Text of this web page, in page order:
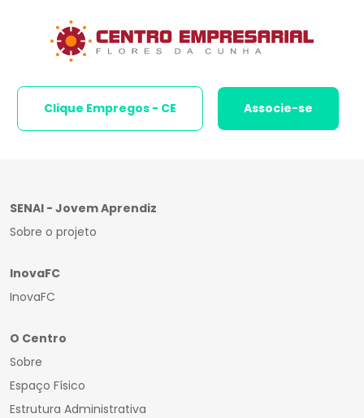
Clique Empregos - CE Associe-se
SENAI - Jovem Aprendiz
Sobre o projeto
InovaFC
InovaFC
O Centro
Sobre
Espaço Físico
Estrutura Administrativa